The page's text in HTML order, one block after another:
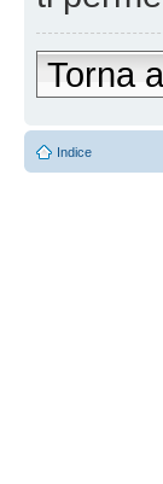
Torna
Indice